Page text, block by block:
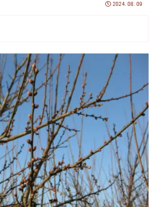
2024.08.09